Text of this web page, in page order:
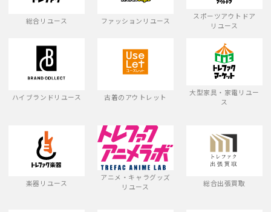
総合リユース ファッションリユース
スポーツアウトドア
リユース
ハイブランドリユース 古着のアウトレット
大型家具・家電リユー
ス
楽器リユース
アニメ・キャラグッズ
リユース
総合出張買取